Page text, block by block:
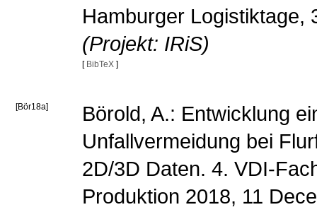
Hamburger Logistiktage,
(Projekt: IRiS)
[ BibTeX ]
[Bör18a]
Börold, A.: Entwicklung
Unfallvermeidung bei
2D/3D Daten. 4. VDI-
Produktion 2018, 11